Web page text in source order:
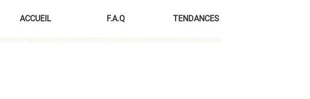
ACCUEIL F.A.Q TENDANCES